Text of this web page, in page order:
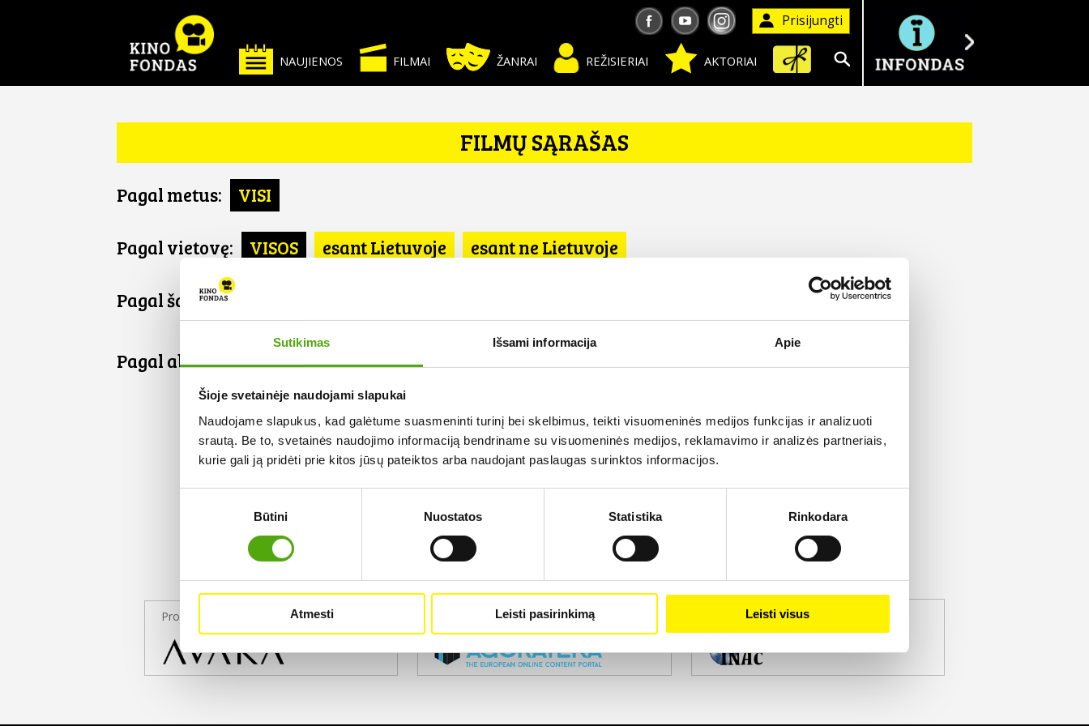
Sutikimas Išsami informacija Apie
Šioje svetainėje naudojami slapukai
Naudojame slapukus, kad galėtume suasmeninti turinį bei skelbimus, teikti visuomeninės medijos funkcijas ir analizuoti
srautą. Be to, svetainės naudojimo informaciją bendriname su visuomeninės medijos, reklamavimo ir analizės partneriais,
kurie gali ją pridėti prie kitos jūsų pateiktos arba naudojant paslaugas surinktos informacijos.
Būtini Nuostatos Statistika Rinkodara
Atmesti Leisti pasirinkimą Leisti visus
Prisijungti
AKTORIAI
REŽISIERIAI
ŽANRAI
FILMAI
NAUJIENOS
Ieškoti
FILMŲ SĄRAŠAS
Pagal metus: VISI
Pagal vietovę: VISOS esant Lietuvoje esant ne Lietuvoje
Pagal šalį: VISOS
Pagal abėcėlę:
Projekto partneris Projekto partneris Projekto partneris